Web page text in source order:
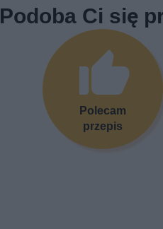
Podoba Ci się
Polecam
przepis